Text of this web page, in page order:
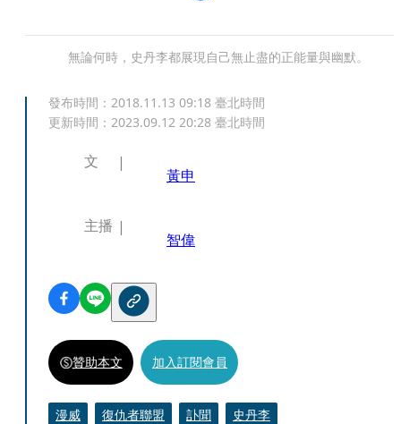
無論何時，史丹李都展現自己無止盡的正能量與幽默。
發布時間： 2018.11.13 09:18 臺北時間
更新時間： 2023.09.12 20:28 臺北時間
文
黃申
主播
智偉
贊助本文 加入訂閱會員
漫威 復仇者聯盟 訃聞 史丹李